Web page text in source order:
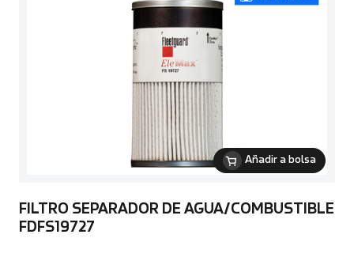
Añadir a bolsa
FILTRO SEPARADOR DE AGUA/COMBUSTIBLE
FDFS19727